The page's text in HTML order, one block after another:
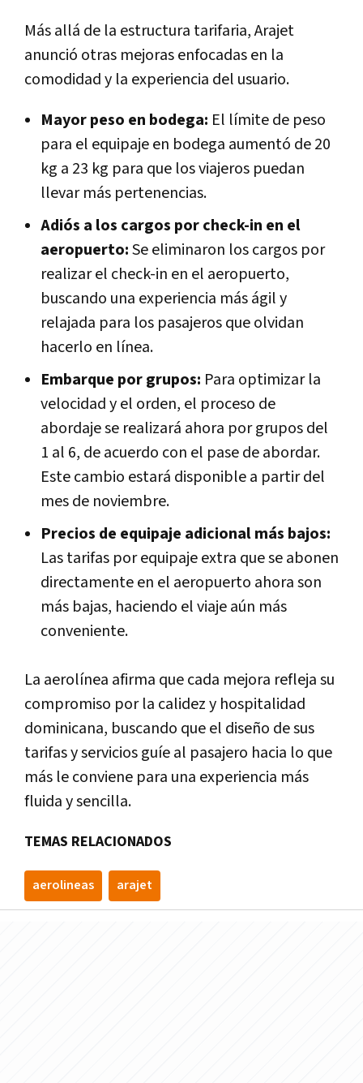
Más allá de la estructura tarifaria, Arajet
anunció otras mejoras enfocadas en la
comodidad y la experiencia del usuario.
Mayor peso en bodega: El límite de peso
para el equipaje en bodega aumentó de 20
kg a 23 kg para que los viajeros puedan
llevar más pertenencias.
Adiós a los cargos por check-in en el
aeropuerto:Se eliminaron los cargos por
realizar el check-in en el aeropuerto,
buscando una experiencia más ágil y
relajada para los pasajeros que olvidan
hacerlo en línea.
Embarque por grupos: Para optimizar la
velocidad y el orden, el proceso de
abordaje se realizará ahora por grupos del
1 al 6, de acuerdo con el pase de abordar.
Este cambio estará disponible a partir del
mes de noviembre.
Precios de equipaje adicional más bajos:
Las tarifas por equipaje extra que se abonen
directamente en el aeropuerto ahora son
más bajas, haciendo el viaje aún más
conveniente.
La aerolínea afirma que cada mejora refleja su
compromiso por la calidez y hospitalidad
dominicana, buscando que el diseño de sus
tarifas y servicios guíe al pasajero hacia lo que
más le conviene para una experiencia más
fluida y sencilla.
TEMAS RELACIONADOS
aerolineas arajet